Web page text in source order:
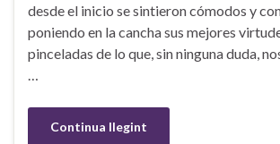
desde el inicio se sintieron cómodos y
poniendo en la cancha sus mejores
pinceladas de lo que, sin ninguna duda,
…
Continua llegint